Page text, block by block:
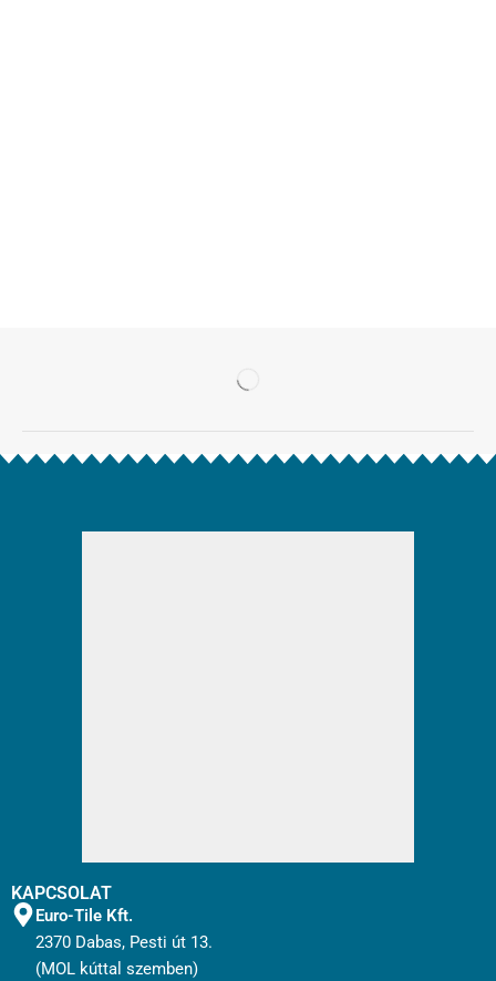
KAPCSOLAT
Euro-Tile Kft.
2370 Dabas, Pesti út 13.
(MOL kúttal szemben)